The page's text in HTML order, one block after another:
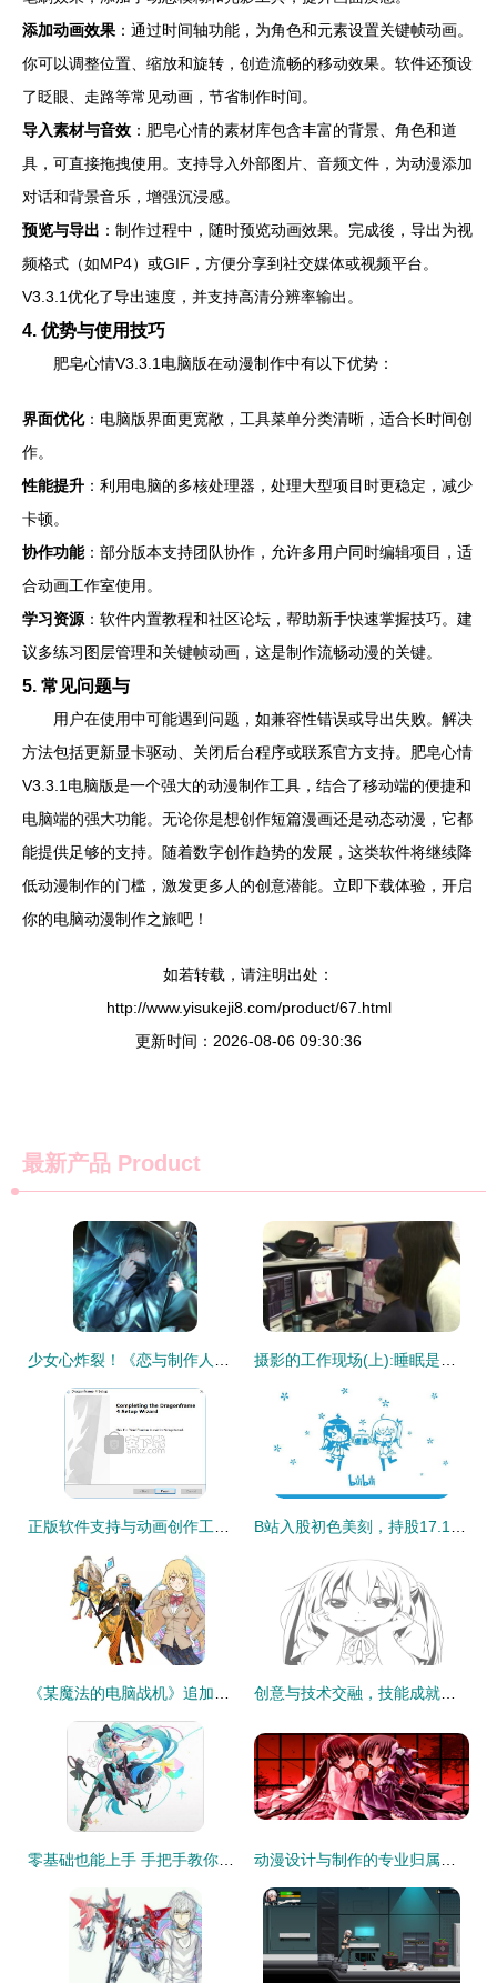
添加动画效果 ：通过时间轴功能，为角色和元素设置关键帧动画。
你可以调整位置、缩放和旋转，创造流畅的移动效果。软件还预设
了眨眼、走路等常见动画，节省制作时间。
导入素材与音效 ：肥皂心情的素材库包含丰富的背景、角色和道
具，可直接拖拽使用。支持导入外部图片、音频文件，为动漫添加
对话和背景音乐，增强沉浸感。
预览与导出 ：制作过程中，随时预览动画效果。完成後，导出为视
频格式（如MP4）或GIF，方便分享到社交媒体或视频平台。
V3.3.1优化了导出速度，并支持高清分辨率输出。
4. 优势与使用技巧
肥皂心情V3.3.1电脑版在动漫制作中有以下优势：
界面优化：电脑版界面更宽敞，工具菜单分类清晰，适合长时间创
作。
性能提升 ：利用电脑的多核处理器，处理大型项目时更稳定，减少
卡顿。
协作功能：部分版本支持团队协作，允许多用户同时编辑项目，适
合动画工作室使用。
学习资源 ：软件内置教程和社区论坛，帮助新手快速掌握技巧。建
议多练习图层管理和关键帧动画，这是制作流畅动漫的关键。
5. 常见问题与
用户在使用中可能遇到问题，如兼容性错误或导出失败。解决
方法包括更新显卡驱动、关闭后台程序或联系官方支持。肥皂心情
V3.3.1电脑版是一个强大的动漫制作工具，结合了移动端的便捷和
电脑端的强大功能。无论你是想创作短篇漫画还是动态动漫，它都
能提供足够的支持。随着数字创作趋势的发展，这类软件将继续降
低动漫制作的门槛，激发更多人的创意潜能。立即下载体验，开启
你的电脑动漫制作之旅吧！
如若转载，请注明出处：
http://www.yisukeji8.com/product/67.html
更新时间：2026-08-06 09:30:36
最新产品 Product